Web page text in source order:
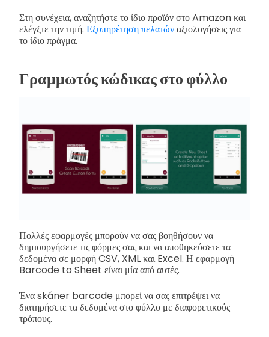
Στη συνέχεια, αναζητήστε το ίδιο προϊόν στο Amazon και
ελέγξτε την τιμή. Εξυπηρέτηση πελατώναξιολογήσεις για
το ίδιο πράγμα.
Γραμμωτός κώδικας στο φύλλο
Πολλές εφαρμογές μπορούν να σας βοηθήσουν να
δημιουργήσετε τις φόρμες σας και να αποθηκεύσετε τα
δεδομένα σε μορφή CSV, XML και Excel. Η εφαρμογή
Barcode to Sheet είναι μία από αυτές.
Ένα skáner barcode μπορεί να σας επιτρέψει να
διατηρήσετε τα δεδομένα στο φύλλο με διαφορετικούς
τρόπους.